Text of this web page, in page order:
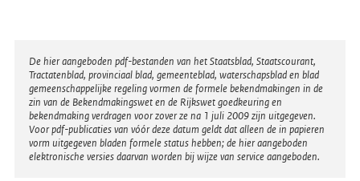
Disclaimer
De hier aangeboden pdf-bestanden van het Staatsblad, Staatscourant,
Tractatenblad, provinciaal blad, gemeenteblad, waterschapsblad en blad
gemeenschappelijke regeling vormen de formele bekendmakingen in de
zin van de Bekendmakingswet en de Rijkswet goedkeuring en
bekendmaking verdragen voor zover ze na 1 juli 2009 zijn uitgegeven.
Voor pdf-publicaties van vóór deze datum geldt dat alleen de in papieren
vorm uitgegeven bladen formele status hebben; de hier aangeboden
elektronische versies daarvan worden bij wijze van service aangeboden.